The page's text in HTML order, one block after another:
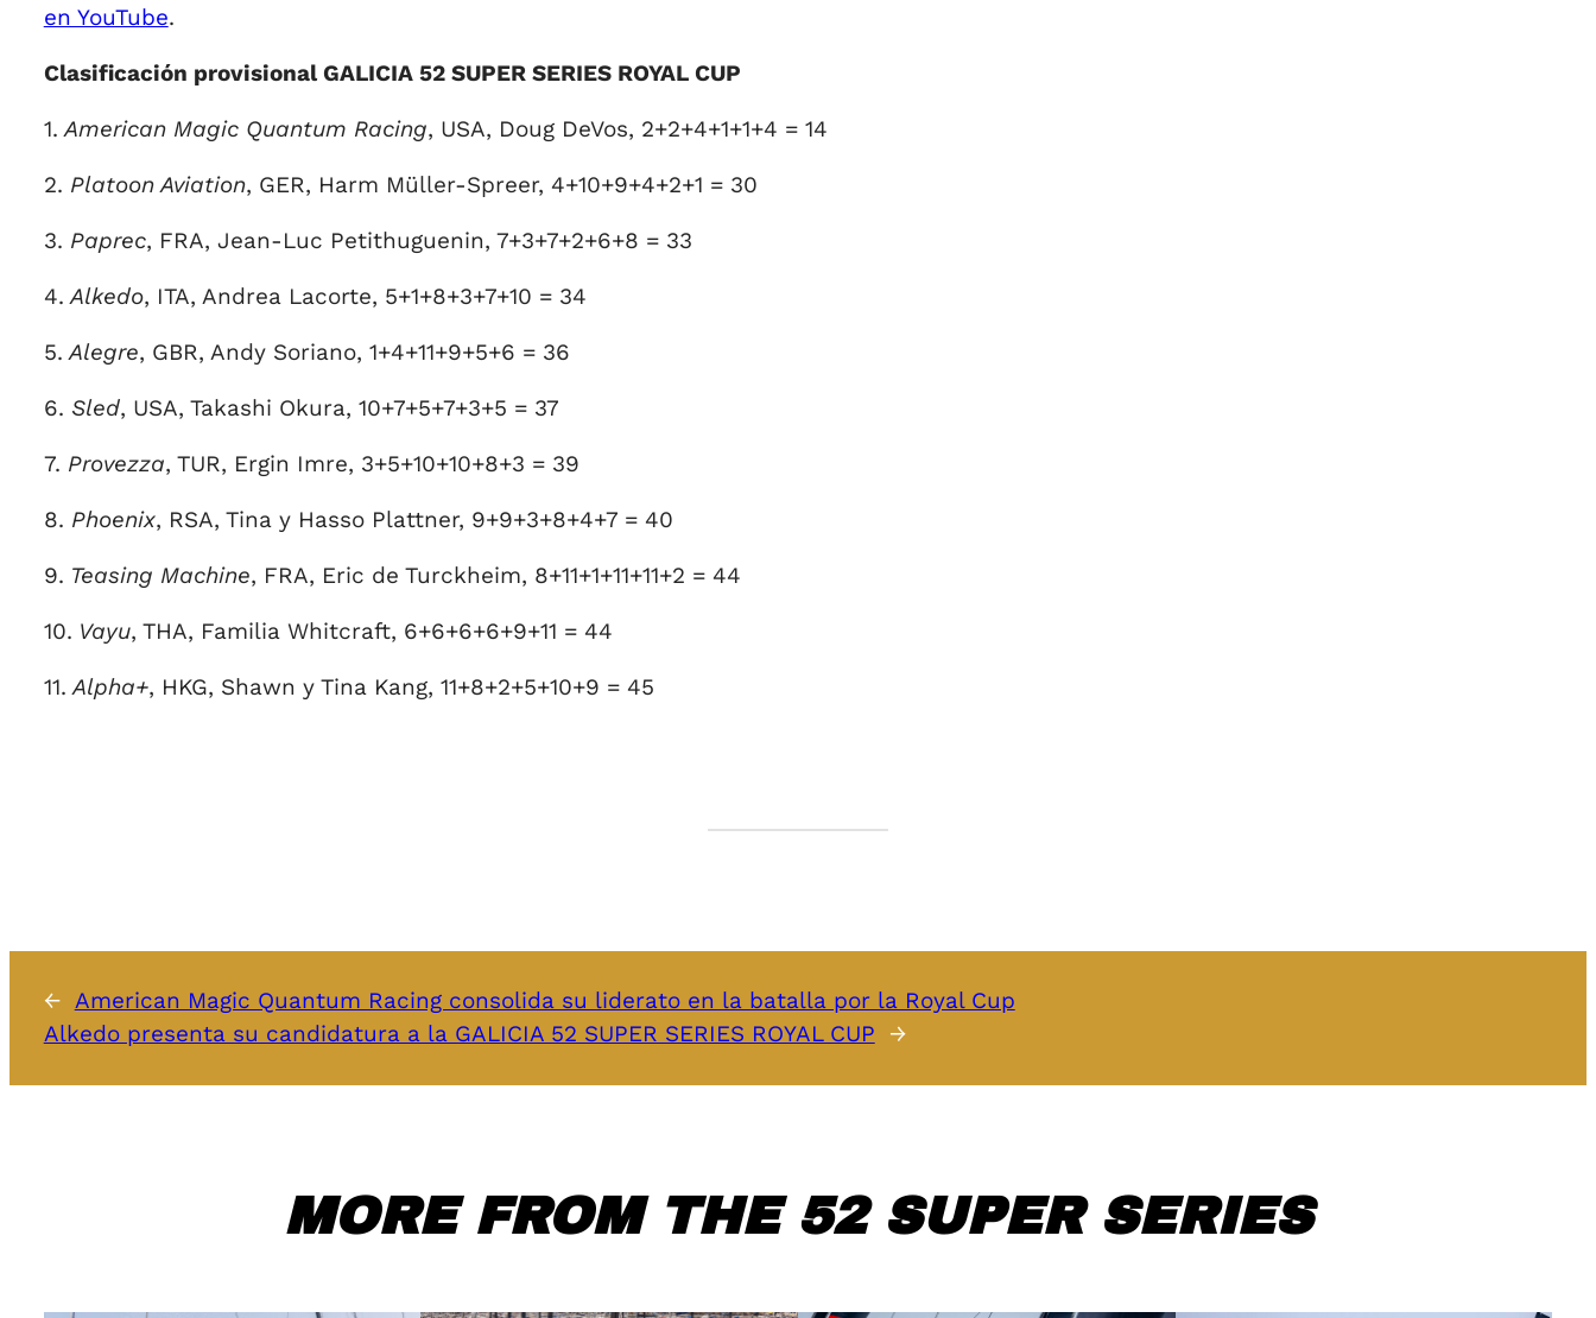
en YouTube.
Clasificación provisional GALICIA 52 SUPER SERIES ROYAL CUP
1. American Magic Quantum Racing, USA, Doug DeVos, 2+2+4+1+1+4 = 14
2. Platoon Aviation, GER, Harm Müller-Spreer, 4+10+9+4+2+1 = 30
3. Paprec, FRA, Jean-Luc Petithuguenin, 7+3+7+2+6+8 = 33
4. Alkedo, ITA, Andrea Lacorte, 5+1+8+3+7+10 = 34
5. Alegre, GBR, Andy Soriano, 1+4+11+9+5+6 = 36
6. Sled, USA, Takashi Okura, 10+7+5+7+3+5 = 37
7. Provezza, TUR, Ergin Imre, 3+5+10+10+8+3 = 39
8. Phoenix, RSA, Tina y Hasso Plattner, 9+9+3+8+4+7 = 40
9. Teasing Machine, FRA, Eric de Turckheim, 8+11+1+11+11+2 = 44
10. Vayu, THA, Familia Whitcraft, 6+6+6+6+9+11 = 44
11. Alpha+, HKG, Shawn y Tina Kang, 11+8+2+5+10+9 = 45
← American Magic Quantum Racing consolida su liderato en la batalla por la Royal Cup
Alkedo presenta su candidatura a la GALICIA 52 SUPER SERIES ROYAL CUP
→
MORE FROM THE 52 SUPER SERIES